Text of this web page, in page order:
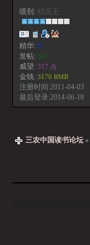
级别: 精灵王
精华: 0
发帖: 317
威望: 317 点
金钱: 3170 RMB
注册时间:2011-04-03
最后登录:2014-06-18
三农中国读书论坛 »